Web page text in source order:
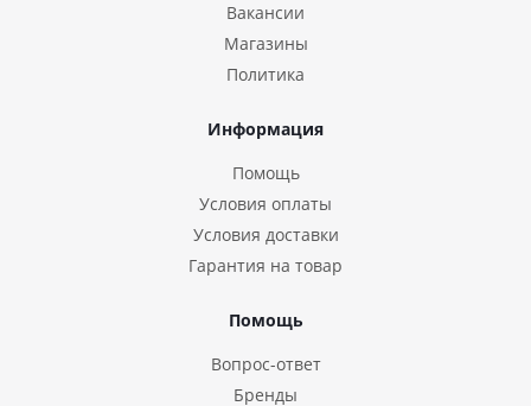
Вакансии
Магазины
Политика
Информация
Помощь
Условия оплаты
Условия доставки
Гарантия на товар
Помощь
Вопрос-ответ
Бренды